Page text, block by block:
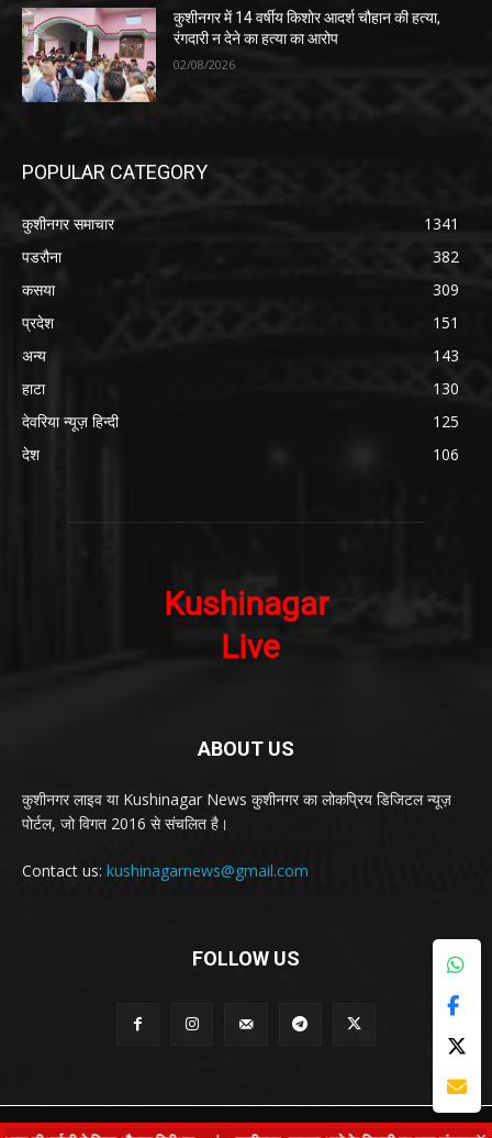
कुशीनगर में 14 वर्षीय किशोर आदर्श चौहान की हत्या,
रंगदारी न देने का हत्या का आरोप
02/08/2026
POPULAR CATEGORY
कुशीनगर समाचार
1341
पडरौना
382
कसया
309
प्रदेश
151
अन्य
143
हाटा
130
देवरिया न्यूज़ हिन्दी
125
देश
106
ABOUT US
कुशीनगर लाइव या Kushinagar News कुशीनगर का लोकप्रिय डिजिटल न्यूज़
पोर्टल, जो विगत 2016 से संचलित है।
Contact us: kushinagarnews@gmail.com
FOLLOW US
© Kushinagar Live - 2022